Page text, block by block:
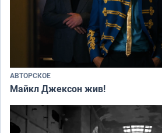
АВТОРСКОЕ
Майкл Джексон жив!